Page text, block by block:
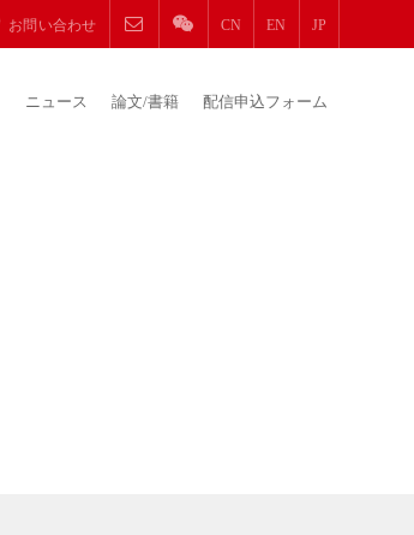
お問い合わせ CN EN JP
ニュース 論文/書籍 配信申込フォーム